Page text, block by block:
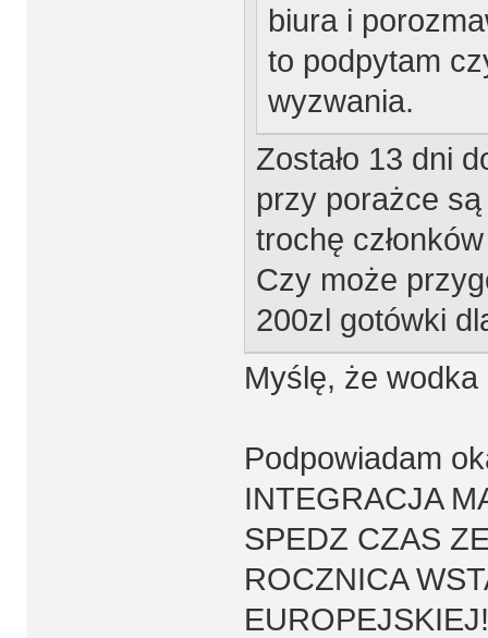
biura i
to podpytam
wyzwania.
Zostało 13 dni
przy porażce
trochę
Czy może
200zl gotówki
Myślę, że
Podpowiadam
INTEGRACJA
SPEDZ CZAS
ROCZNICA